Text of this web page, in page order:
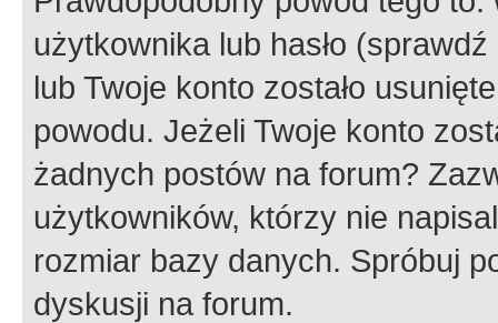
użytkownika lub hasło
lub Twoje konto zostało
powodu. Jeżeli Twoje konto
żadnych postów na forum?
użytkowników, którzy nie
rozmiar bazy danych. Spróbuj
dyskusji na forum.